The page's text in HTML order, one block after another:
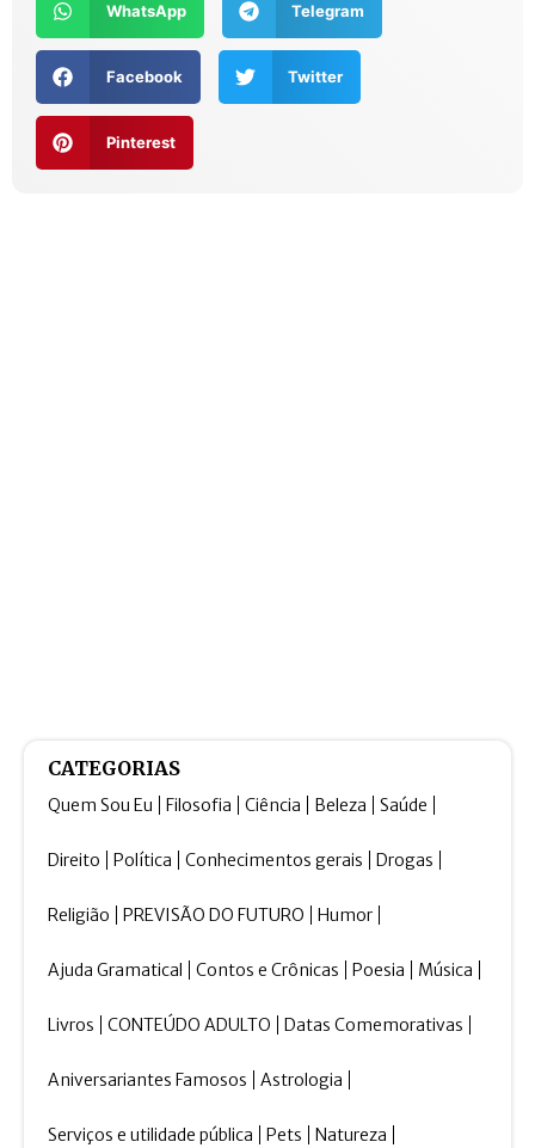
WhatsApp Telegram
Facebook Twitter
Pinterest
CATEGORIAS
Quem Sou Eu Filosofia Ciência Beleza Saúde
Direito Política Conhecimentos gerais Drogas
Religião PREVISÃO DO FUTURO Humor
Ajuda Gramatical Contos e Crônicas Poesia Música
Livros CONTEÚDO ADULTO Datas Comemorativas
Aniversariantes Famosos Astrologia
Serviços e utilidade pública Pets Natureza